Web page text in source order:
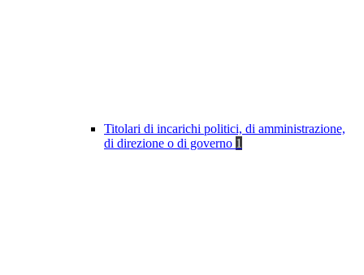
Titolari di incarichi politici, di amministrazione,
di direzione o di governo 1